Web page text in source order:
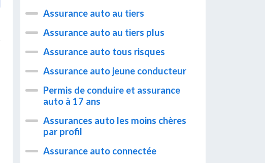
Assurance auto au tiers
Assurance auto au tiers plus
Assurance auto tous risques
Assurance auto jeune conducteur
Permis de conduire et assurance
auto à 17 ans
Assurances auto les moins chères
par profil
Assurance auto connectée